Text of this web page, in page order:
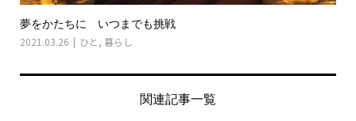
夢をかたちに いつまでも挑戦
2021.03.26 ひと , 暮らし
関連記事一覧